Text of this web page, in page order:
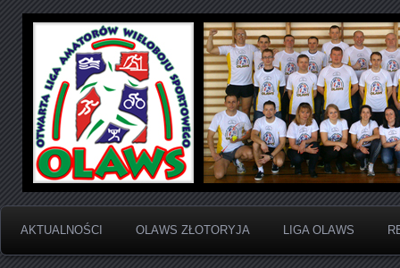
OLAWS | Otwarta
Sportowego
Otwarta Liga Amatorów Wieloboju Sportowego
AKTUALNOŚCI OLAWS ZŁOTORYJA LIGA OLAWS